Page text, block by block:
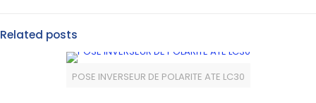
Related posts
POSE INVERSEUR DE POLARITE ATE LC30